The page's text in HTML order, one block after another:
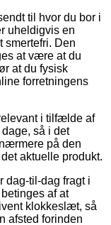
til hvor du bor i
uheldigvis en
smertefri. Den
at være at du
at du fysisk
forretningens
i tilfælde af
så i det
på den
aktuelle produkt.
dag-til-dag fragt i
af at
klokkeslæt, så
afsted forinden